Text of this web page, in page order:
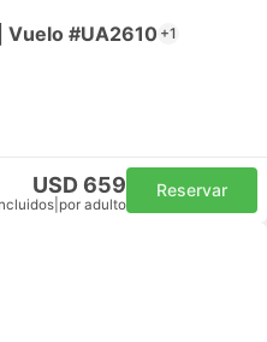
Vuelo #UA2610+1
USD 659
por adulto
Reservar